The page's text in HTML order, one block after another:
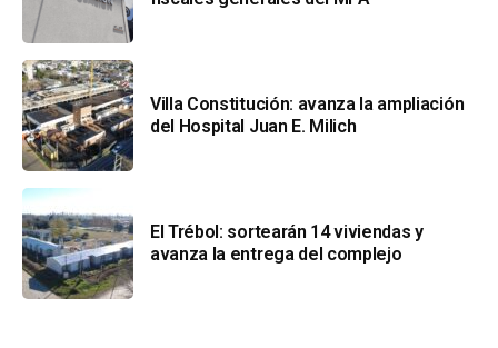
Villa Constitución: avanza la ampliación
del Hospital Juan E. Milich
El Trébol: sortearán 14 viviendas y
avanza la entrega del complejo